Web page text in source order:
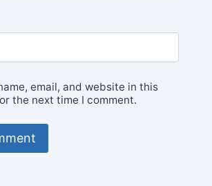
email, and website in this
the next time I comment.